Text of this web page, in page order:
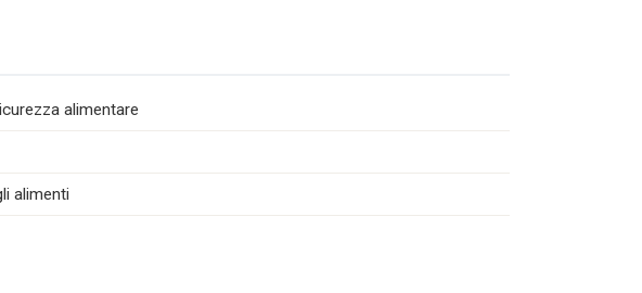
alimentare
alimenti